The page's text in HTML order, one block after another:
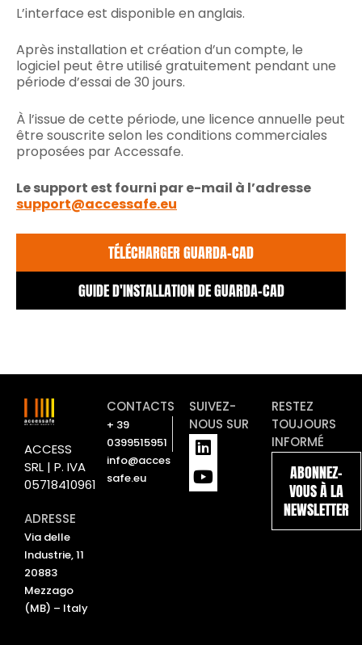
L’interface est disponible en anglais.
Après installation et création d’un compte, le
logiciel peut être utilisé gratuitement pendant une
période d’essai de 30 jours.
À l’issue de cette période, une licence annuelle peut
être souscrite selon les conditions commerciales
proposées par Accessafe.
Le support est fourni par e-mail à l’adresse
support@accessafe.eu
TÉLÉCHARGER GUARDA-CAD
GUIDE D'INSTALLATION DE GUARDA-CAD
ACCESS
SRL | P. IVA
05718410961
ADRESSE
Via delle
Industrie, 11
20883
Mezzago
(MB) – Italy
CONTACTS
+ 39
0399515951
info@acces
safe.eu
SUIVEZ-
NOUS SUR
L
i
n
k
Y
o
u
t
RESTEZ
TOUJOURS
INFORMÉ
ABONNEZ-
VOUS À LA
NEWSLETTER